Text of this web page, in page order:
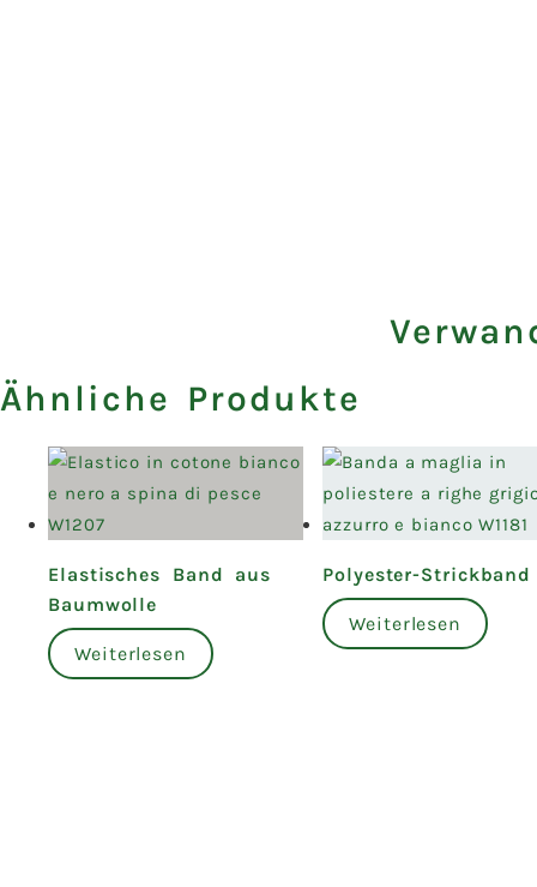
Ähnliche Produkte
Elastisches Band aus
Baumwolle
Weiterlesen
Polyester-Strickband
Weiterlesen